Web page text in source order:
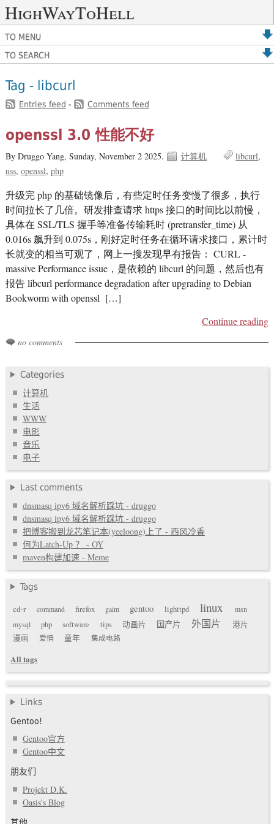
HighWayToHell
TO MENU
TO SEARCH
Tag - libcurl
Entries feed - Comments feed
openssl 3.0 性能不好
By Druggo Yang, Sunday, November 2 2025. 计算机
libcurl
nss openssl php
升级完 php 的基础镜像后，有些定时任务变慢了很多，执行
时间拉长了几倍。研发排查请求 https 接口的时间比以前慢，
具体在 SSL/TLS 握手等准备传输耗时 (pretransfer_time) 从
0.016s 飙升到 0.075s，刚好定时任务在循环请求接口，累计时
长就变的相当可观了，网上一搜发现早有报告： CURL -
massive Performance issue，是依赖的 libcurl 的问题，然后也有
报告 libcurl performance degradation after upgrading to Debian
Bookworm with openssl […]
Continue reading
no comments
Categories
计算机
生活
WWW
电影
音乐
电子
Last comments
dnsmasq ipv6 域名解析踩坑 - druggo
dnsmasq ipv6 域名解析踩坑 - druggo
把博客搬到龙芯笔记本(yeeloong)上了 - 西风冷香
何为Latch-Up ？ - OY
maven构建加速 - Meme
Tags
cd-r
command firefox gaim gentoo lighttpd linux
msn
mysql
php software tips 动画片 国产片 外国片
港片
漫画
爱情 童年 集成电路
All tags
Links
Gentoo!
Gentoo官方
Gentoo中文
朋友们
Projekt D.K.
Oasis's Blog
其他